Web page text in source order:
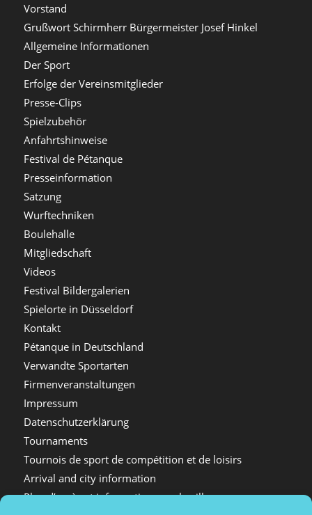
Vorstand
Grußwort Schirmherr Bürgermeister Josef Hinkel
Allgemeine Informationen
Der Sport
Erfolge der Vereinsmitglieder
Presse-Clips
Spielzubehör
Anfahrtshinweise
Festival de Pétanque
Presseinformation
Satzung
Wurftechniken
Boulehalle
Mitgliedschaft
Videos
Festival Bildergalerien
Spielorte in Düsseldorf
Kontakt
Pétanque in Deutschland
Verwandte Sportarten
Firmenveranstaltungen
Impressum
Datenschutzerklärung
Tournaments
Tournois de sport de compétition et de loisirs
Arrival and city information
Plan d’accès et informations sur la ville